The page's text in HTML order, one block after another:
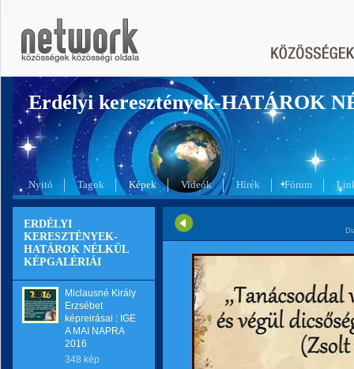
Erdélyi keresztények-HATÁROK
Nyitó Tagok Képek Videók Hírek Fórum
ERDÉLYI
KERESZTÉNYEK-
HATÁROK NÉLKÜL
KÉPGALÉRIÁI
Miclausné Király
Erzsébet
képreirásai : IGE
A MAI NAPRA
2016
348 kép